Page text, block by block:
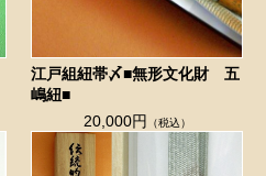
江戸組紐帯〆■無形文化財 五
嶋紐■
20,000円 （税込）